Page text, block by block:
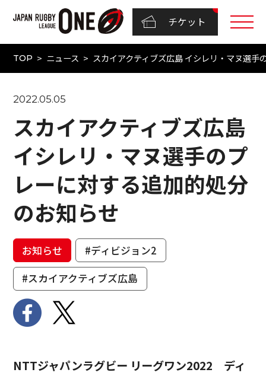
チケット
TOP ニュース スカイアクティブズ広島 イシレリ・マヌ選
2022.05.05
スカイアクティブズ広島
イシレリ・マヌ選手のプ
レーに対する追加的処分
のお知らせ
お知らせ
#ディビジョン2
#スカイアクティブズ広島
NTTジャパンラグビー リーグワン2022 ディ